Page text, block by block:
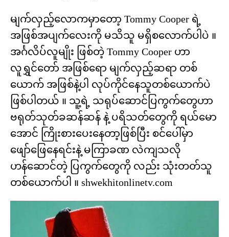
မျက်လှည့်လောကမှာတော့ Tommy Cooper ရဲ့
အဖြစ်အပျက်လေးကို မသိသူ မရှိစလောက်ပါပဲ ။
အင်္ဂလိပ်လူမျိုး ဖြစ်တဲ့ Tommy Cooper ဟာ
လူရွှင်တော် အဖြစ်ရော မျက်လှည့်ဆရာ တစ်
ယောက် အဖြစ်နဲ့ပါ လုပ်ကိုင်နေသူတစ်ယောက်ပဲ
ဖြစ်ပါတယ် ။ သူ့ရဲ့ သရုပ်ဆောင်ပြကွက်တွေဟာ
ဗရုတ်သုတ်ခဆန်ဆန် နဲ့ ပရိသတ်တွေကို ရယ်မော
အောင် ကြိုးစားပေးနေတာ့ဖြစ်ပြီး စင်ပေါ်မှာ
ဖျော်ဖြေနေရင်းနဲ့ မကြာခဏ လဲကျသလို
ဟန်ဆောင်တဲ့ ပြကွက်တွေကို လည်း သုံးတတ်သူ
တစ်ယောက်ပါ ။ shwekhitonlinetv.com